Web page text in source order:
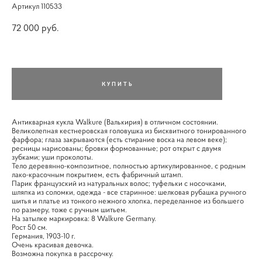
Артикул 110533
72 000 pуб.
КУПИТЬ
Антикварная кукла Walkure (Валькирия) в отличном состоянии.
Великолепная кестнеровская головушка из бисквитного тонированного
фарфора; глаза закрываются (есть стирание воска на левом веке);
ресницы нарисованы; бровки формованные; рот открыт с двумя
зубками; уши проколоты.
Тело деревянно-композитное, полностью артикулированное, с родным
лако-красочным покрытием, есть фабричный штамп.
Парик французский из натуральных волос; туфельки с носочками,
шляпка из соломки, одежда - все старинное: шелковая рубашка ручного
шитья и платье из тонкого нежного хлопка, переделанное из большего
по размеру, тоже с ручным шитьем.
На затылке маркировка: 8 Walkure Germany.
Рост 50 см.
Германия, 1903-10 г.
Очень красивая девочка.
Возможна покупка в рассрочку.